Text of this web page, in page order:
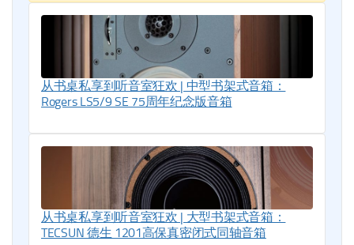
从书桌私享到听音室狂欢 | 中型书架式音箱：
Rogers LS5/9 SE 75周年纪念版音箱
从书桌私享到听音室狂欢 | 大型书架式音箱：
TECSUN 德生 1201高保真密闭式同轴音箱